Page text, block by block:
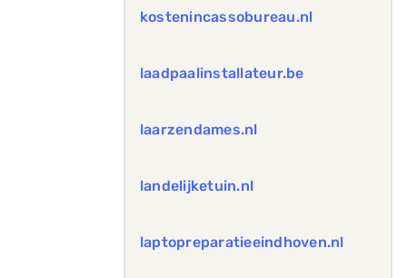
kostenincassobureau.nl
laadpaalinstallateur.be
laarzendames.nl
landelijketuin.nl
laptopreparatieeindhoven.nl